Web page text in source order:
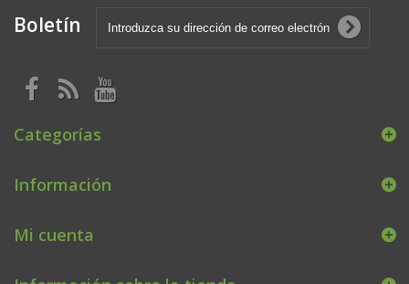
Boletín
Categorías
Información
Mi cuenta